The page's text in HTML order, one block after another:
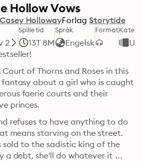
Hollow Vows
Casey HollowayForlag Storytide
2
Spilletid
13T 8M
Språk
Engelsk
Format
of Thorns and Roses in this
about a girl who is caught
faerie courts and their
princes.
refuses to have anything to do
means starving on the street.
sold to the sadistic king of the
a debt, she'll do whatever it